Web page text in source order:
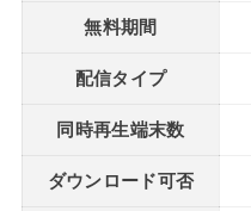
無料期間
配信タイプ
同時再生端末数
ダウンロード可否